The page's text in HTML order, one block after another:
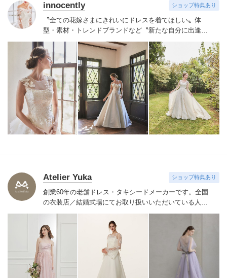
innocently ショップ特典あり
〝全ての花嫁さまにきれいにドレスを着てほしい〟 体
型・素材・トレンドブランドなど〝新たな自分に出逢え
る〟幅広いラインナップが揃うinnocently。
素材・デザイ
ンにこだわったオリジナルドレスは3～23号まで展開。
国内外の有名デザイナーズドレスも多数取扱っており、
NYやミラノ・バルセロナからセレクトされたインポート
ドレスは全て日本人花嫁向けにサイズ調整。さらに和装
は1903年創業からの伝統を受け継がれている厳選された
お着物や現代の薫りをちりばめた艶やかなコレクショ
ン。すべての花嫁さまへ後悔しないお衣裳選びをお手伝
いさせて頂きます。
Atelier Yuka ショップ特典あり
創業60年の老舗ドレス・タキシードメーカーです。 全国
の衣装店／結婚式場にてお取り扱いいただいている人気
ドレスをどれでもお好きに選んで新郎新婦に直接お貸出